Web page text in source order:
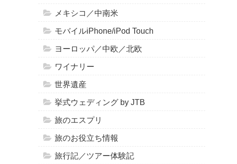
メキシコ／中南米
モバイルiPhone/iPod Touch
ヨーロッパ／中欧／北欧
ワイナリー
世界遺産
挙式ウェディング by JTB
旅のエスプリ
旅のお役立ち情報
旅行記／ツアー体験記